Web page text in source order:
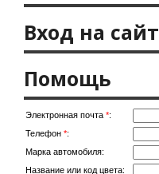
Вход на сайт
Помощь
Электронная почта *:
Телефон *:
Марка автомобиля:
Название или код цвета: